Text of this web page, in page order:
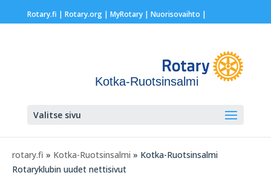
Rotary.fi | Rotary.org| MyRotary | Nuorisovaihto |
Kotka-Ruotsinsalmi
Valitse sivu
rotary.fi » Kotka-Ruotsinsalmi » Kotka-Ruotsinsalmi
Rotaryklubin uudet nettisivut